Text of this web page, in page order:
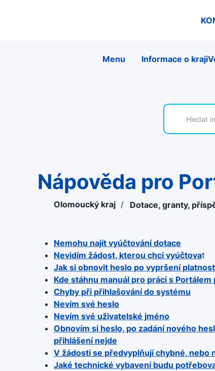
Menu Informace o kraji
Nápověda pro
Olomoucký kraj / Dotace, granty,
Nemohu najít vyúčtování dotace
Nevidím žádost, kterou chci vyúčtovat
Jak si obnovit heslo po vypršení
Kde stáhnu manuál pro práci s
Chyby při přihlašování do systému
Nevím své heslo
Nevím své uživatelské jméno
Obnovím si heslo, po zadání nového
přihlášení nejde
V žádosti se předvyplňují chybné, nebo
Jaké technické vybavení budu